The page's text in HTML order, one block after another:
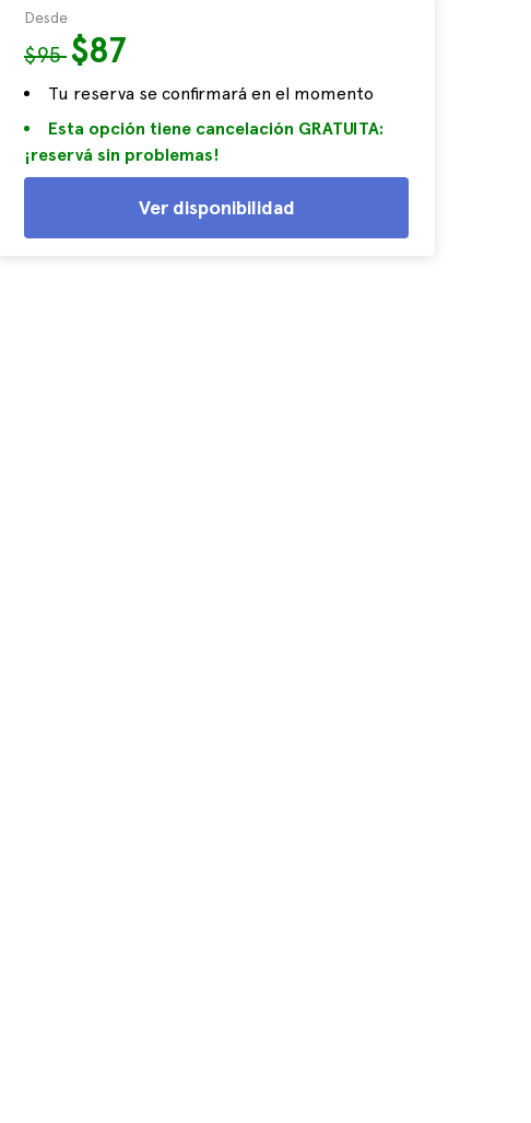
Desde
$95$87
Tu reserva se confirmará en el momento
Esta opción tiene cancelación GRATUITA:
¡reservá sin problemas!
Ver disponibilidad